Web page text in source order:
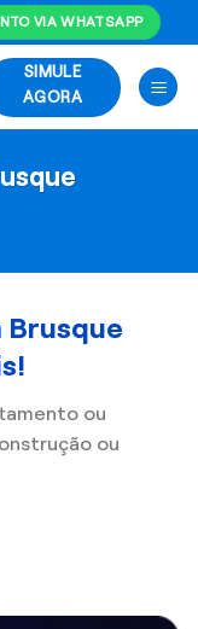
VIA WHATSAPP
SIMULE
AGORA
Brusque
ou
ou